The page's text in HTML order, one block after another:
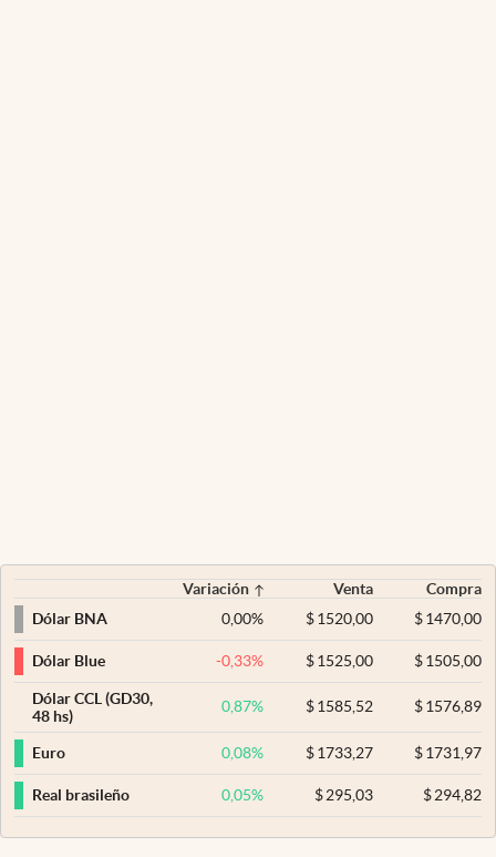
Variación Venta
Compra
Dólar BNA
0,00% $ 1520,00 $1470,00
Dólar Blue -0,33% $ 1525,00 $1505,00
Dólar CCL (GD30,
48 hs)
0,87% $ 1585,52 $1576,89
Euro 0,08% $ 1733,27 $1731,97
Real brasileño 0,05% $ 295,03 $294,82